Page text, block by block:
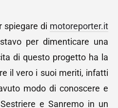
spiegare di motoreporter.it
per dimenticare una
di questo progetto ha la
il vero i suoi meriti, infatti
modo di conoscere e
e Sanremo in un